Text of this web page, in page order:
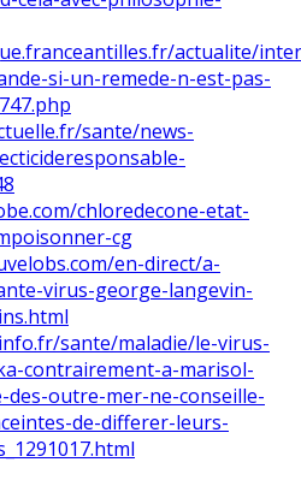
actualite/
si-un-remede-n-est-pas-
sante/news-
chloredecone-etat-
cg
en-direct/a-
virus-george-langevin-
sante/maladie/le-virus-
contrairement-a-marisol-
outre-mer-ne-conseille-
de-differer-leurs-